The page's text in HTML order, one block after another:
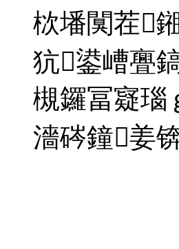
栨墦闃茬
犺鍙嶆亹
槻鑼冨寲瑙
濇硶鐘姜